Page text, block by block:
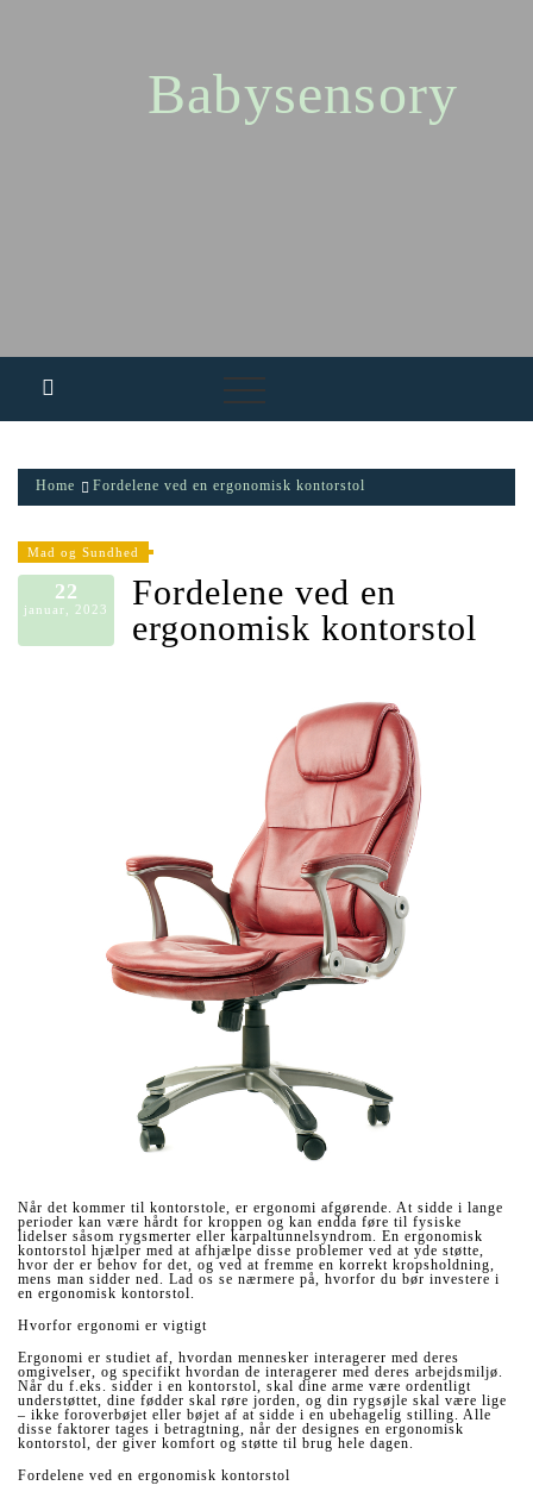
Babysensory
Home Fordelene ved en ergonomisk kontorstol
Mad og Sundhed
22
januar, 2023
Fordelene ved en
ergonomisk kontorstol
Når det kommer til kontorstole, er ergonomi afgørende. At sidde i lange
perioder kan være hårdt for kroppen og kan endda føre til fysiske
lidelser såsom rygsmerter eller karpaltunnelsyndrom. En ergonomisk
kontorstol hjælper med at afhjælpe disse problemer ved at yde støtte,
hvor der er behov for det, og ved at fremme en korrekt kropsholdning,
mens man sidder ned. Lad os se nærmere på, hvorfor du bør investere i
en ergonomisk kontorstol.
Hvorfor ergonomi er vigtigt
Ergonomi er studiet af, hvordan mennesker interagerer med deres
omgivelser, og specifikt hvordan de interagerer med deres arbejdsmiljø.
Når du f.eks. sidder i en kontorstol, skal dine arme være ordentligt
understøttet, dine fødder skal røre jorden, og din rygsøjle skal være lige
– ikke foroverbøjet eller bøjet af at sidde i en ubehagelig stilling. Alle
disse faktorer tages i betragtning, når der designes en ergonomisk
kontorstol, der giver komfort og støtte til brug hele dagen.
Fordelene ved en ergonomisk kontorstol